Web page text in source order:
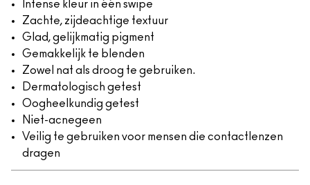
Intense kleur in één swipe
Zachte, zijdeachtige textuur
Glad, gelijkmatig pigment
Gemakkelijk te blenden
Zowel nat als droog te gebruiken.
Dermatologisch getest
Oogheelkundig getest
Niet-acnegeen
Veilig te gebruiken voor mensen die contactlenzen
dragen